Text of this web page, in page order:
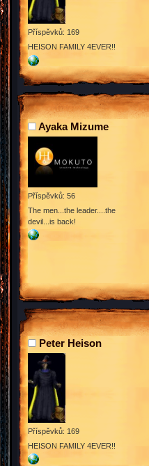
Příspěvků: 169
HEISON FAMILY 4EVER!!
Ayaka Mizume
Příspěvků: 56
The men...the leader....the
devil...is back!
Peter Heison
Příspěvků: 169
HEISON FAMILY 4EVER!!